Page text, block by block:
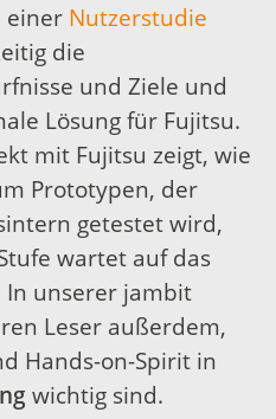
einer Nutzerstudie
die
und Ziele und
Lösung für Fujitsu.
mit Fujitsu zeigt, wie
Prototypen, der
getestet wird,
wartet auf das
In unserer jambit
Leser außerdem,
Hands-on-Spirit in
wichtig sind.